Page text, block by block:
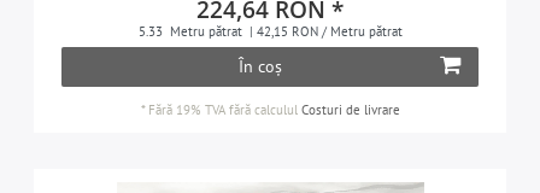
224,64 RON *
5.33 Metru pătrat | 42,15 RON / Metru pătrat
În coș
* Fără 19% TVAfără calculul Costuri de livrare